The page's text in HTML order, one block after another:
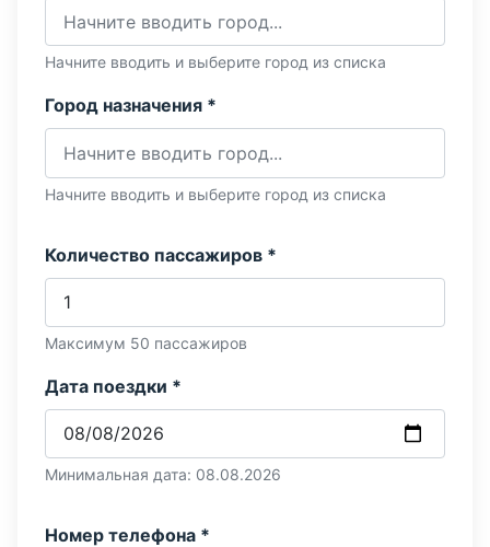
Начните вводить и выберите город из списка
Город назначения *
Начните вводить и выберите город из списка
Количество пассажиров *
Максимум 50 пассажиров
Дата поездки *
Минимальная дата: 08.08.2026
Номер телефона *